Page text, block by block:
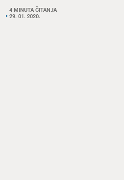
4 MINUTA ČITANJA
29. 01. 2020.